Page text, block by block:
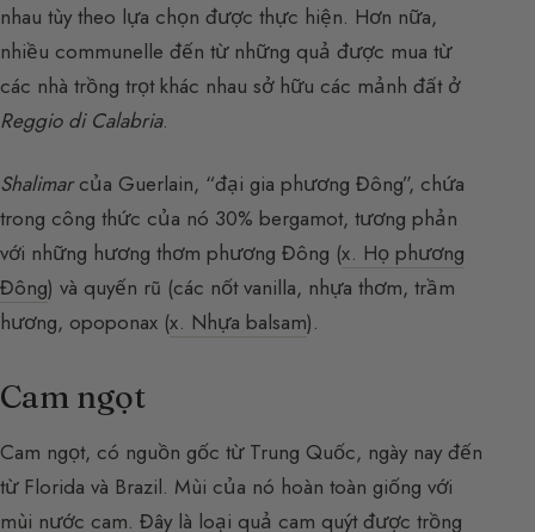
nhau tùy theo lựa chọn được thực hiện. Hơn nữa,
nhiều communelle đến từ những quả được mua từ
các nhà trồng trọt khác nhau sở hữu các mảnh đất ở
Reggio di Calabria.
Shalimarcủa Guerlain, “đại gia phương Đông”, chứa
trong công thức của nó 30% bergamot, tương phản
với những hương thơm phương Đông (x. Họ phương
Đông) và quyến rũ (các nốt vanilla, nhựa thơm, trầm
hương, opoponax (x. Nhựa balsam).
Cam ngọt
Cam ngọt, có nguồn gốc từ Trung Quốc, ngày nay đến
từ Florida và Brazil. Mùi của nó hoàn toàn giống với
mùi nước cam. Đây là loại quả cam quýt được trồng